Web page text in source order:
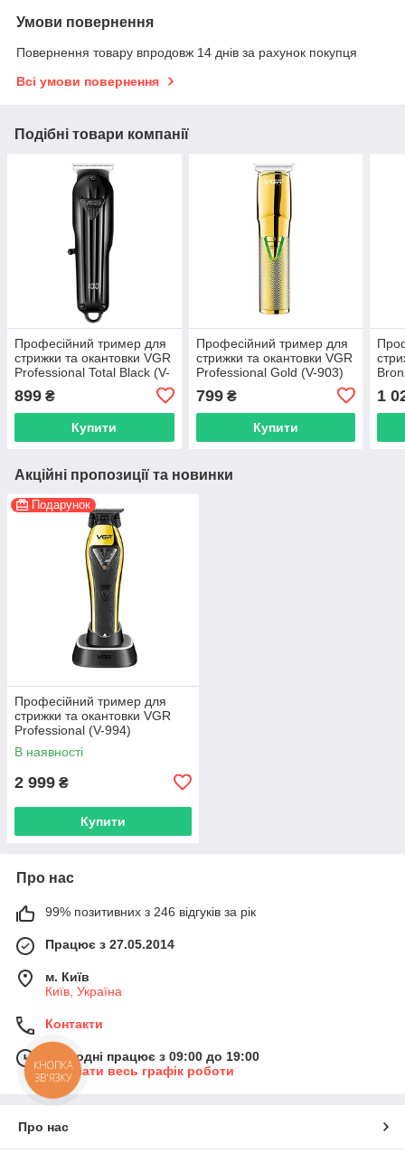
Умови повернення
Повернення товару впродовж 14 днів за рахунок покупця
Всі умови повернення
Подібні товари компанії
Професійний тример для
стрижки та окантовки VGR
Professional Total Black (V-
899 ₴
Купити
Професійний тример для
стрижки та окантовки VGR
Professional Gold (V-903)
799₴
Купити
1
Акційні пропозиції та новинки
Подарунок
Професійний тример для
стрижки та окантовки VGR
Professional (V-994)
В наявності
2 999 ₴
Купити
Про нас
99% позитивних з 246 відгуків за рік
Працює з 27.05.2014
м. Київ
Київ, Україна
Контакти
Сьогодні працює з 09:00 до 19:00
Показати весь графік роботи
Про нас
КНОПКА
ЗВ'ЯЗКУ